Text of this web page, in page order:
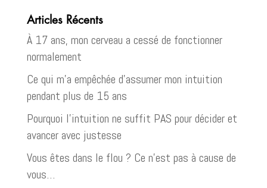
Articles Récents
À 17 ans, mon cerveau a cessé de fonctionner
normalement
Ce qui m’a empêchée d’assumer mon intuition
pendant plus de 15 ans
Pourquoi l’intuition ne suffit PAS pour décider et
avancer avec justesse
Vous êtes dans le flou ? Ce n’est pas à cause de
vous…